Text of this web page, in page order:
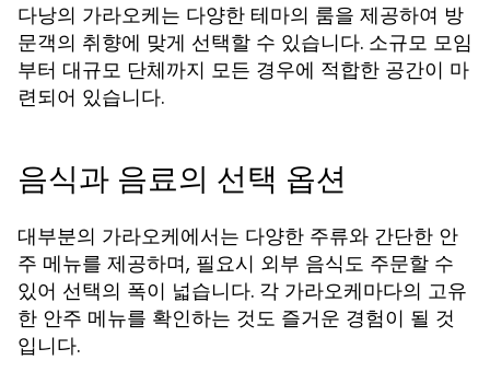
다낭의 가라오케는 다양한 테마의 룸을 제공하여 방
문객의 취향에 맞게 선택할 수 있습니다. 소규모 모임
부터 대규모 단체까지 모든 경우에 적합한 공간이 마
련되어 있습니다.
음식과 음료의 선택 옵션
대부분의 가라오케에서는 다양한 주류와 간단한 안
주 메뉴를 제공하며, 필요시 외부 음식도 주문할 수
있어 선택의 폭이 넓습니다. 각 가라오케마다의 고유
한 안주 메뉴를 확인하는 것도 즐거운 경험이 될 것
입니다.